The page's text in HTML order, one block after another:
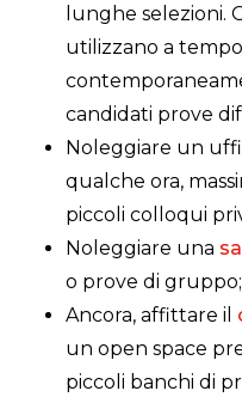
lunghe selezioni.
utilizzano a
candidati prove
Noleggiare un
qualche ora,
piccoli colloqui
Noleggiare una
o prove di gruppo;
Ancora, affittare il
un open space
piccoli banchi di